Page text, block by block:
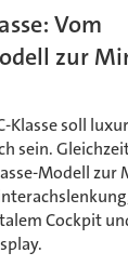
Vom
zur
Klasse soll
sein.
Modell zur
Cockpit